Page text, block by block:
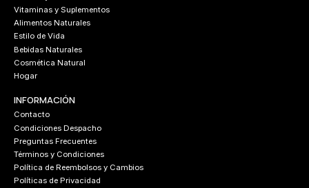
Vitaminas y Suplementos
Alimentos Naturales
Estilo de Vida
Bebidas Naturales
Cosmética Natural
Hogar
INFORMACIÓN
Contacto
Condiciones Despacho
Preguntas Frecuentes
Términos y Condiciones
Política de Reembolsos y Cambios
Políticas de Privacidad